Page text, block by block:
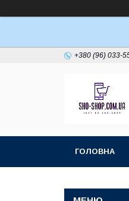
+380 (96) 033-
ГОЛОВНА